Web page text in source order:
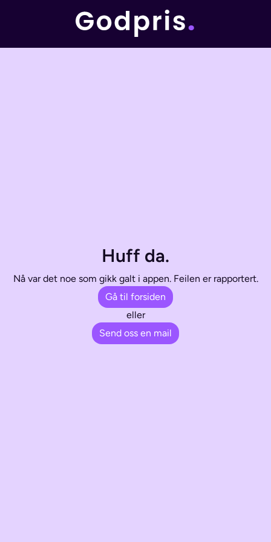
Huff da.
Nå var det noe som gikk galt i appen. Feilen er rapportert.
Gå til forsiden
eller
Send oss en mail